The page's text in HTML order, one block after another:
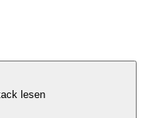
lesen